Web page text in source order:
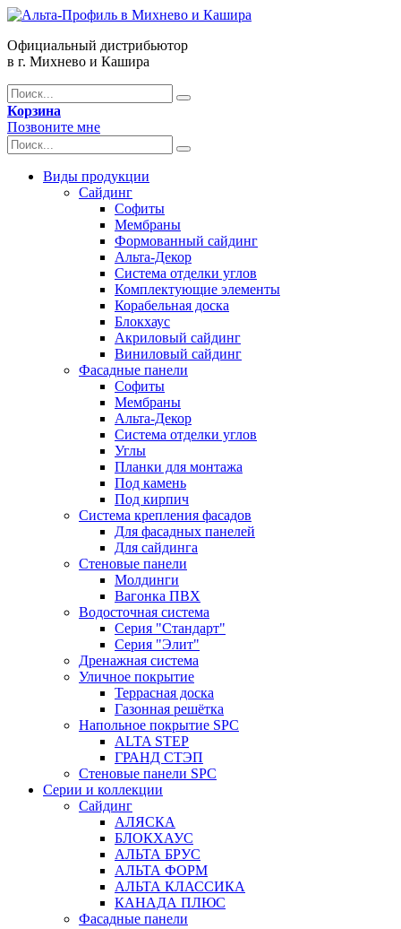
Официальный дистрибьютор
в г. Михнево и Кашира
Корзина
Позвоните мне
Виды продукции
Сайдинг
Софиты
Мембраны
Формованный сайдинг
Альта-Декор
Система отделки углов
Комплектующие элементы
Корабельная доска
Блокхаус
Акриловый сайдинг
Виниловый сайдинг
Фасадные панели
Софиты
Мембраны
Альта-Декор
Система отделки углов
Углы
Планки для монтажа
Под камень
Под кирпич
Система крепления фасадов
Для фасадных панелей
Для сайдинга
Стеновые панели
Молдинги
Вагонка ПВХ
Водосточная система
Серия "Стандарт"
Серия "Элит"
Дренажная система
Уличное покрытие
Террасная доска
Газонная решётка
Напольное покрытие SPC
ALTA STEP
ГРАНД СТЭП
Стеновые панели SPC
Серии и коллекции
Сайдинг
АЛЯСКА
БЛОКХАУС
АЛЬТА БРУС
АЛЬТА ФОРМ
АЛЬТА КЛАССИКА
КАНАДА ПЛЮС
Фасадные панели